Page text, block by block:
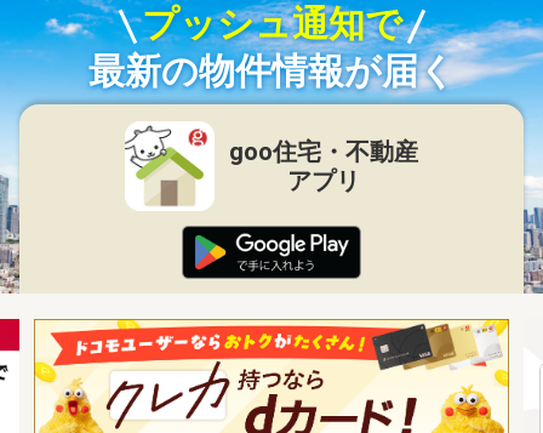
プッシュ通知で
最新の物件情報が届く
goo住宅・不動産
アプリ